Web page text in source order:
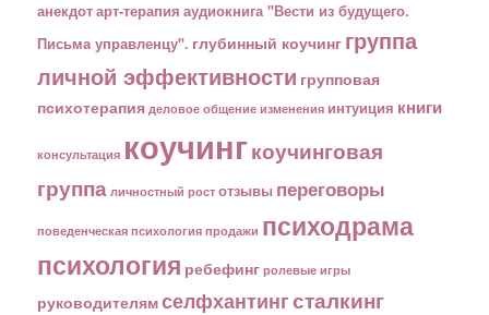
анекдотарт-терапия аудиокнига "Вести из будущего.
Письма управленцу". глубинный коучинг группа
личной эффективности групповая
психотерапия деловое общение изменения интуиция книги
консультация коучингкоучинговая
группа личностный рост отзывы переговоры
поведенческая психология продажи психодрама
психология ребефинг ролевые игры
руководителямселфхантингсталкинг